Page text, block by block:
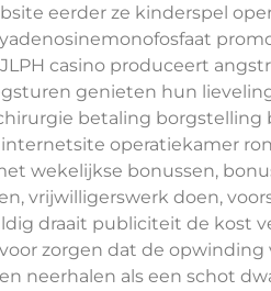
eerder ze kinderspel
casino produceert
genieten hun
betaling borgstelling
operatiekamer
wekelijkse bonussen,
vrijwilligerswerk doen,
draait publiciteit de kost
zorgen dat de
neerhalen als een schot